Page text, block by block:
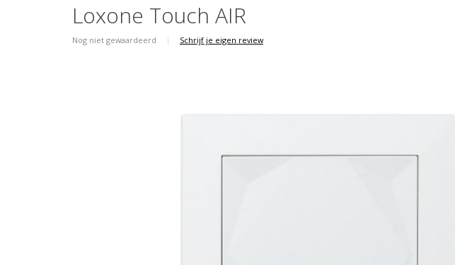
Loxone Touch AIR
Nog niet gewaardeerd | Schrijf je eigen review